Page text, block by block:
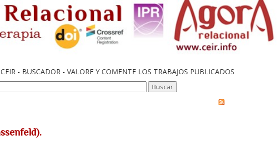
CEIR - BUSCADOR - VALORE Y COMENTE LOS TRABAJOS PUBLICADOS